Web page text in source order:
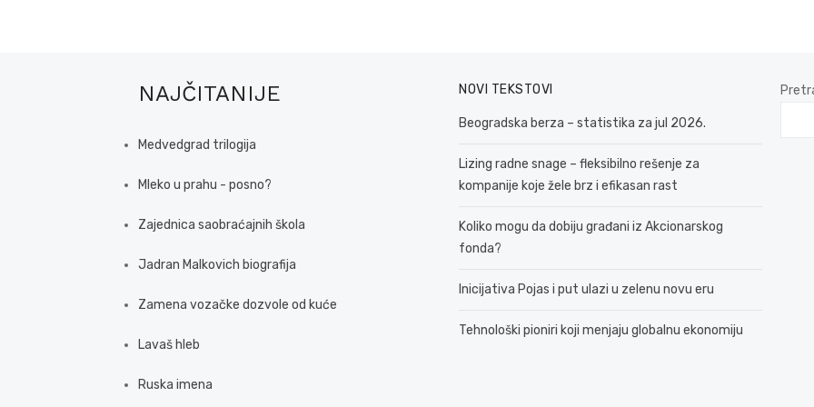
NAJČITANIJE
Medvedgrad trilogija
Mleko u prahu - posno?
Zajednica saobraćajnih škola
Jadran Malkovich biografija
Zamena vozačke dozvole od kuće
Lavaš hleb
Ruska imena
NOVI TEKSTOVI
Beogradska berza – statistika za jul 2026.
Lizing radne snage – fleksibilno rešenje za
kompanije koje žele brz i efikasan rast
Koliko mogu da dobiju građani iz Akcionarskog
fonda?
Inicijativa Pojas i put ulazi u zelenu novu eru
Tehnološki pioniri koji menjaju globalnu ekonomiju